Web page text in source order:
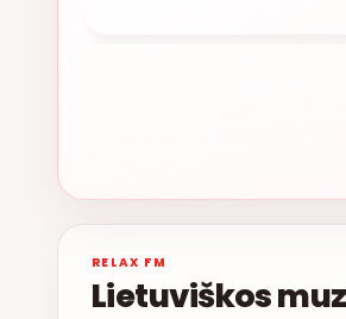
RELAX FM
Lietuviškos